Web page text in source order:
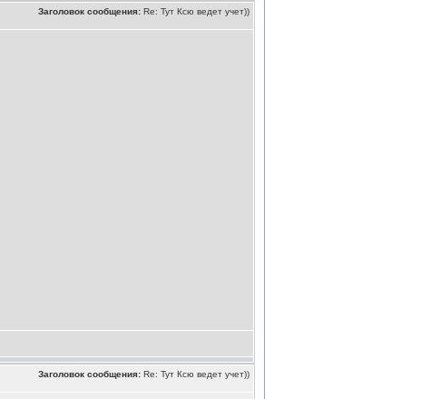
Заголовок сообщения:Re: Тут Ксю ведет учет))
Заголовок сообщения:Re: Тут Ксю ведет учет))